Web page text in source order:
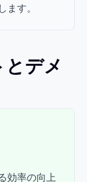
す。
デメ
効率の向上